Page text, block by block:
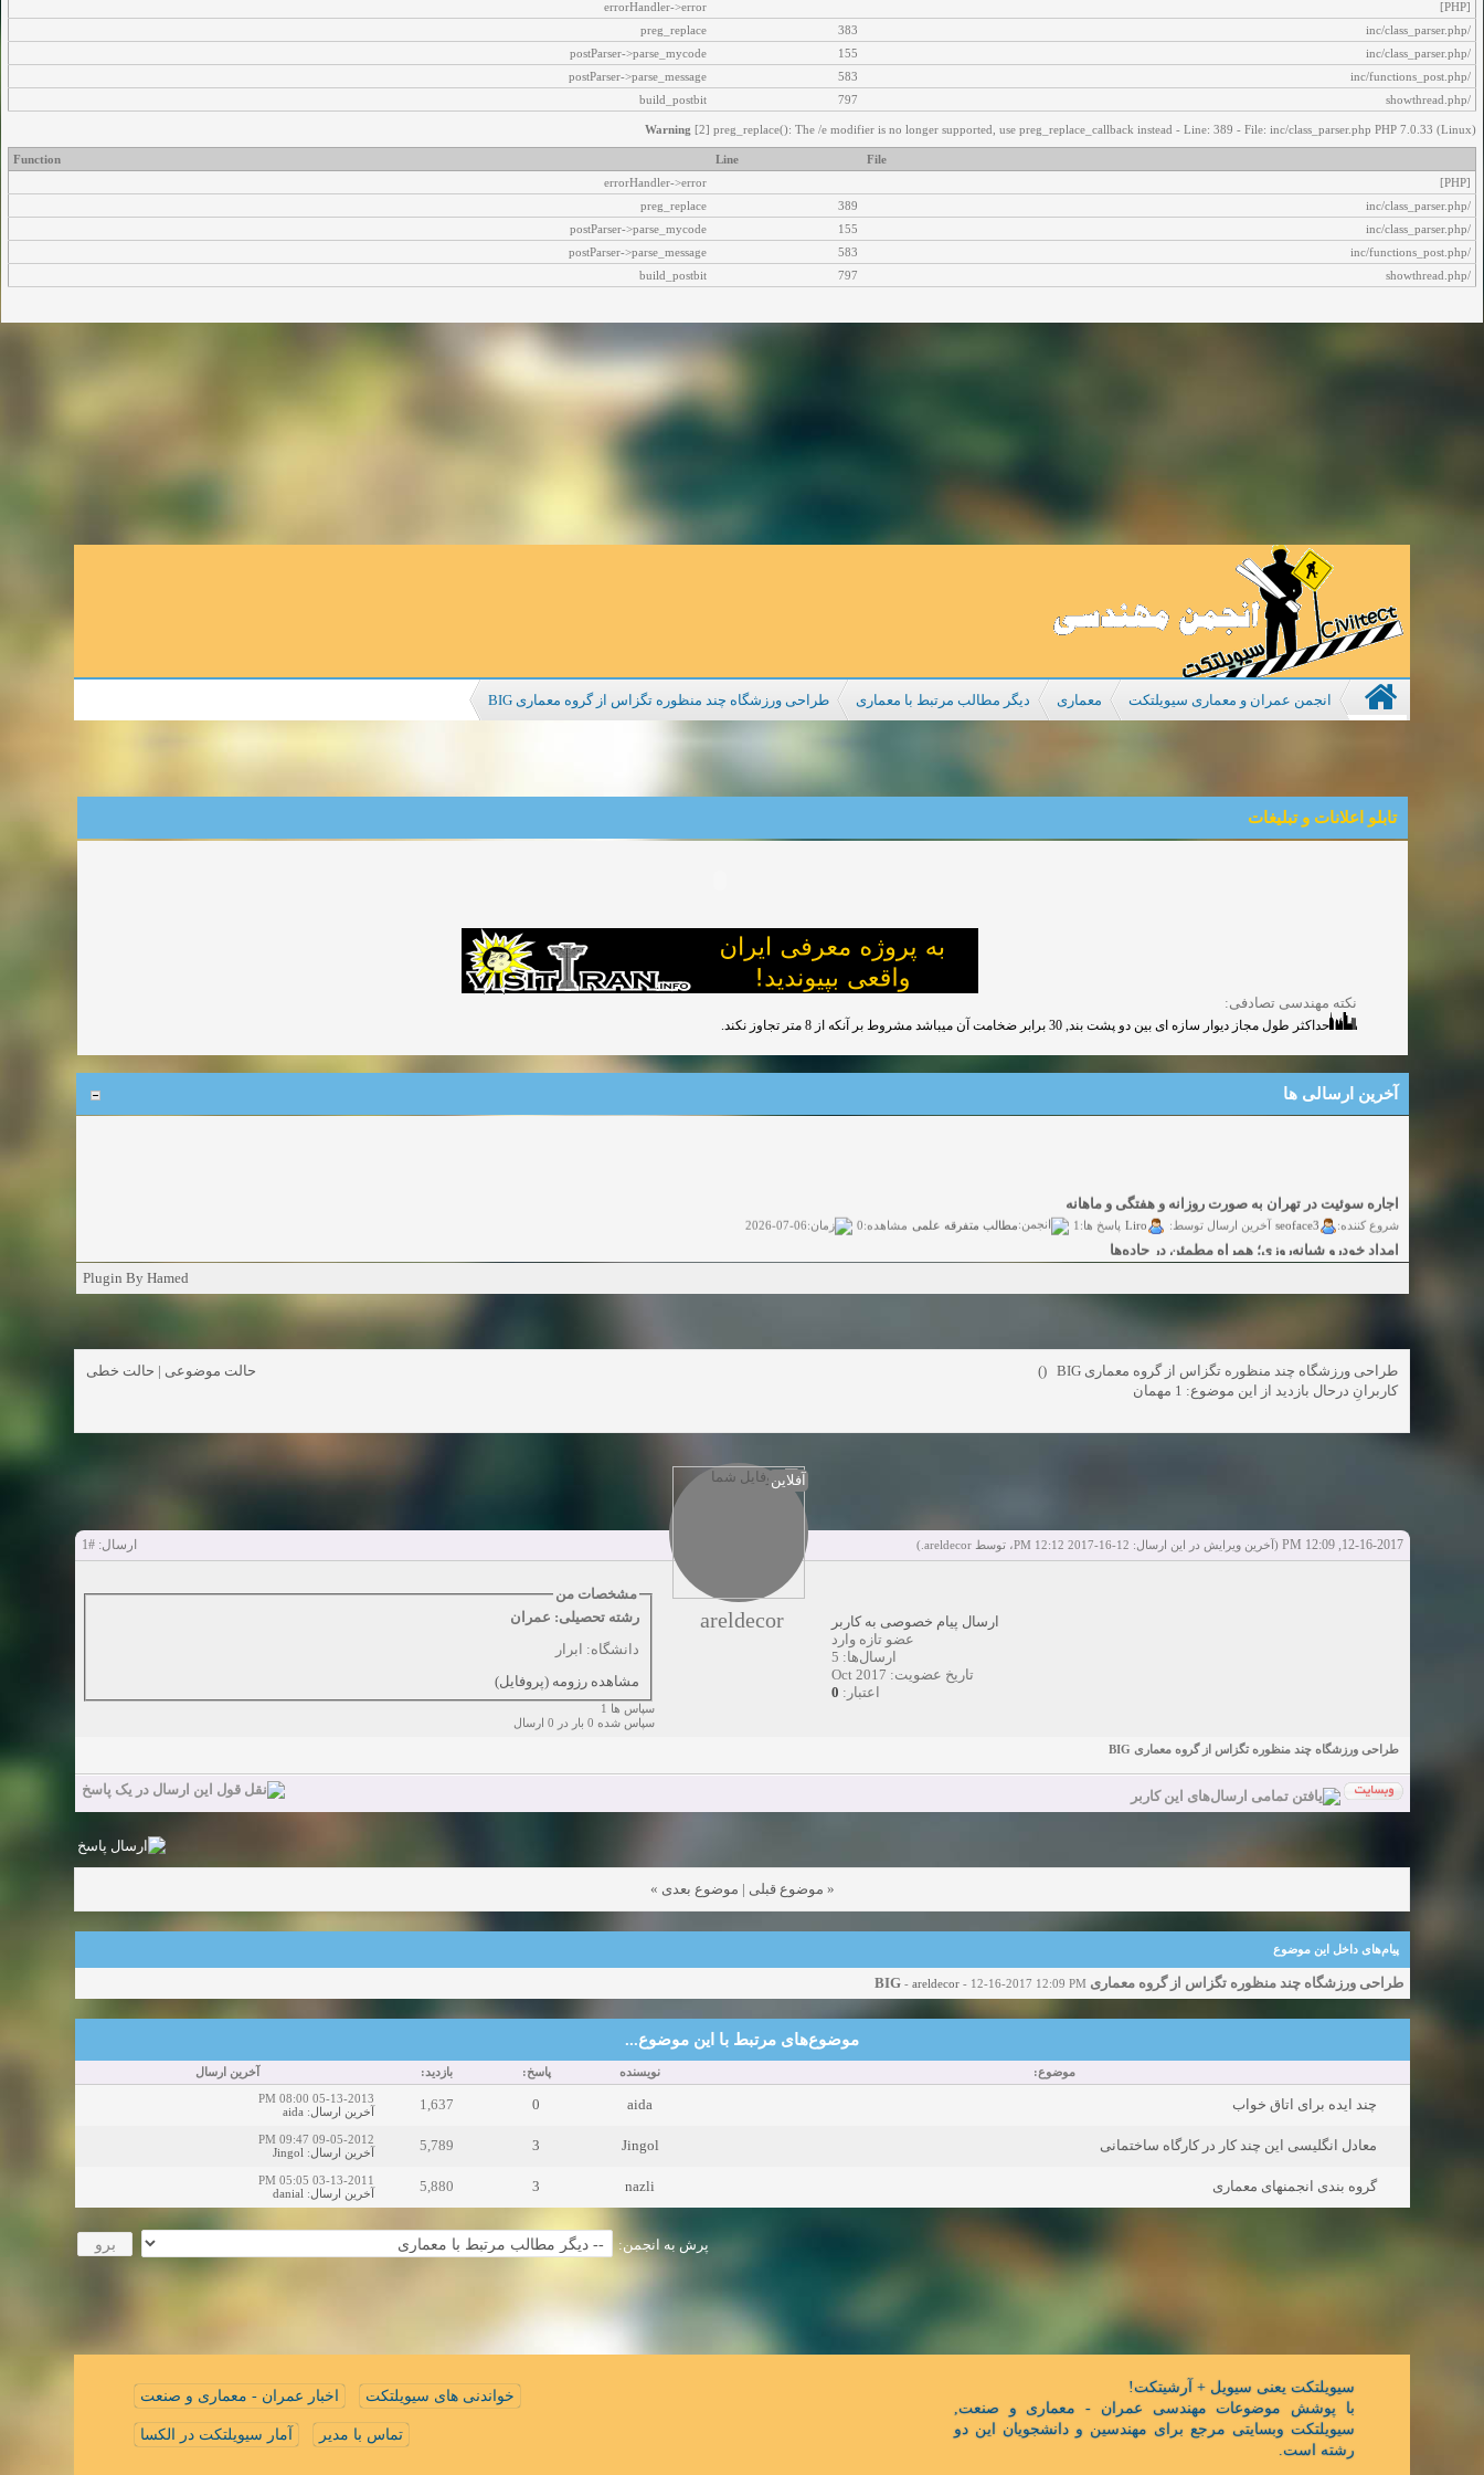
[PHP]
errorHandler->error
/inc/class_parser.php
383
preg_replace
/inc/class_parser.php
155
postParser->parse_mycode
/inc/functions_post.php
583
postParser->parse_message
/showthread.php
797
build_postbit
Warning [2] preg_replace(): The /e modifier is no longer supported, use preg_replace_callback instead - Line: 389 - File: inc/class_parser.php PHP 7.0.33 (Linux)
File
Line
Function
[PHP]
errorHandler->error
/inc/class_parser.php
389
preg_replace
/inc/class_parser.php
155
postParser->parse_mycode
/inc/functions_post.php
583
postParser->parse_message
/showthread.php
797
build_postbit
انجمن عمران و معماری سیویلتکت معماری دیگر مطالب مرتبط با معماری طراحی ورزشگاه چند منظوره تگزاس از گروه معماری BIG
تابلو اعلانات و تبلیغات
نکته مهندسی تصادفی:
حداکثر طول مجاز دیوار سازه ای بین دو پشت بند, 30 برابر ضخامت آن میباشد مشروط بر آنکه از 8 متر تجاوز نکند.
آخرین ارسالی ها
اجاره سوئیت در تهران به صورت روزانه و هفتگی و ماهانه
شروع کننده: seoface3 آخرین ارسال توسط: Liro پاسخ ها:1
امداد خودرو شبانه‌روزی؛ همراه مطمئن در جاده‌ها
شروع کننده: yadak724 آخرین ارسال توسط: yadak724 پاسخ ها:0 گفتگوی آزاد مشاهده:0 زمان:11-04-2025
شروع کننده: yasaminch آخرین ارسال توسط: yasaminch پاسخ ها:0 گفتگوی آزاد مشاهده:0 زمان:02-26-2025
انواع پمپ و الکتروموتور
شروع کننده: pumpy آخرین ارسال توسط: pumpy
شروع کننده: elmi.alireza70 آخرین ارسال توسط: elmi.alireza70 پاسخ ها:0 دعوت به همکاری مشاهده:0
Girls in your town for night - Real-life Females
دعوت به همکاری مشاهده:0 زمان:10-11-2024
Plugin By Hamed
حالت موضوعی | حالت خطی
طراحی ورزشگاه چند منظوره تگزاس از گروه معماری BIG ()
کاربرانِ درحال بازدید از این موضوع: 1 مهمان
12-16-2017, 12:09 PM (آخرین ویرایش در این ارسال: 12-16-2017 12:12 PM، توسط areldecor
.) ارسال:#1
آفلاین
areldecor
ارسال پیام خصوصی به کاربر
عضو تازه وارد
ارسال‌ها: 5
تاریخ عضویت: Oct 2017
اعتبار: 0
مشخصات من
رشته تحصیلی: عمران
دانشگاه: ابرار
مشاهده رزومه (پروفایل)
سپاس ها 1
سپاس شده 0 بار در 0 ارسال
طراحی ورزشگاه چند منظوره تگزاس از گروه معماری BIG
« موضوع قبلی | موضوع بعدی »
پیام‌های داخل این موضوع
طراحی ورزشگاه چند منظوره تگزاس از گروه معماری BIG - areldecor- 12-16-2017 12:09 PM
موضوع‌های مرتبط با این موضوع...
موضوع: نویسنده پاسخ: بازدید: آخرین ارسال
چند ایده برای اتاق خواب aida
0
1,637
05-13-2013 08:00 PM
آخرین ارسال:
aida
معادل انگلیسی این چند کار در کارگاه ساختمانی Jingol
3
5,789
09-05-2012 09:47 PM
آخرین ارسال:
Jingol
گروه بندی انجمنهای معماری nazli
3
5,880
03-13-2011 05:05 PM
آخرین ارسال:
danial
پرش به انجمن:
سیویلتکت یعنی سیویل + آرشیتکت!
با پوشش موضوعات مهندسی عمران - معماری و صنعت,
سیویلتکت وبسایتی مرجع برای مهندسین و دانشجویان این دو
رشته است.
خواندنی های سیویلتکت اخبار عمران - معماری و صنعت
تماس با مدیر آمار سیویلتکت در الکسا